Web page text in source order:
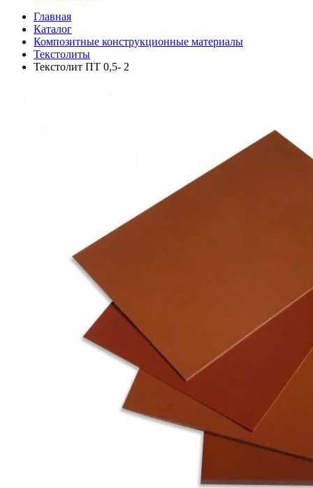
Главная
Каталог
Композитные конструкционные материалы
Текстолиты
Текстолит ПТ 0,5- 2